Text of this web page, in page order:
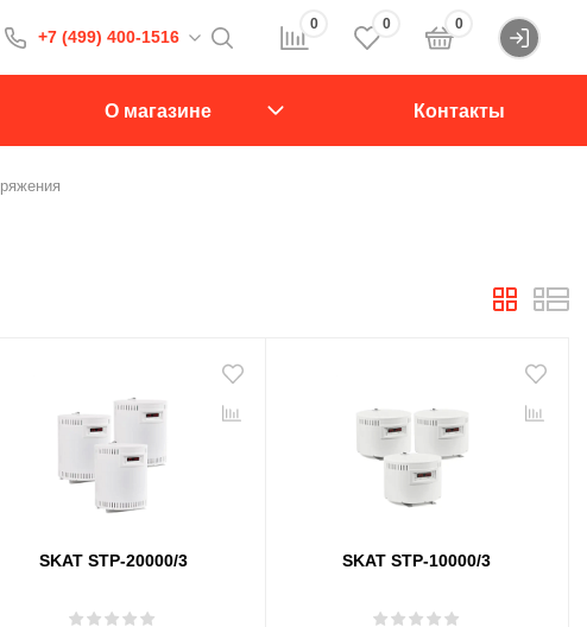
+7 (499) 400-1516
1516
18:00
0 0 0
О магазине Контакты
SKAT STP-20000/3 SKAT STP-10000/3